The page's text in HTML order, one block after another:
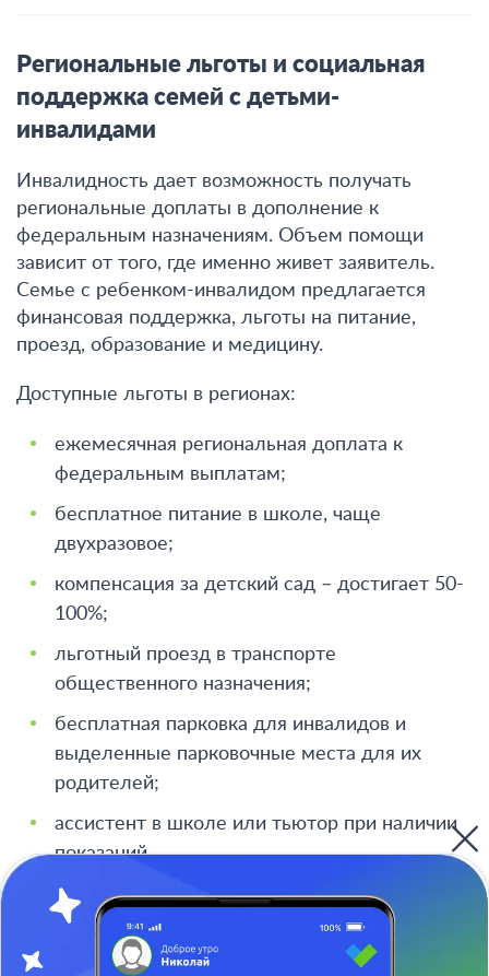
Региональные льготы и социальная
поддержка семей с детьми-
инвалидами
Инвалидность дает возможность получать
региональные доплаты в дополнение к
федеральным назначениям. Объем помощи
зависит от того, где именно живет заявитель.
Семье с ребенком-инвалидом предлагается
финансовая поддержка, льготы на питание,
проезд, образование и медицину.
Доступные льготы в регионах:
ежемесячная региональная доплата к
федеральным выплатам;
бесплатное питание в школе, чаще
двухразовое;
компенсация за детский сад – достигает 50-
100%;
льготный проезд в транспорте
общественного назначения;
бесплатная парковка для инвалидов и
выделенные парковочные места для их
родителей;
ассистент в школе или тьютор при наличии
показаний.
Льготы семьям с детьми-инвалидами в 2026
году в Москве могут содержать столичные
надбавки, бесплатное питание в школе, проезд